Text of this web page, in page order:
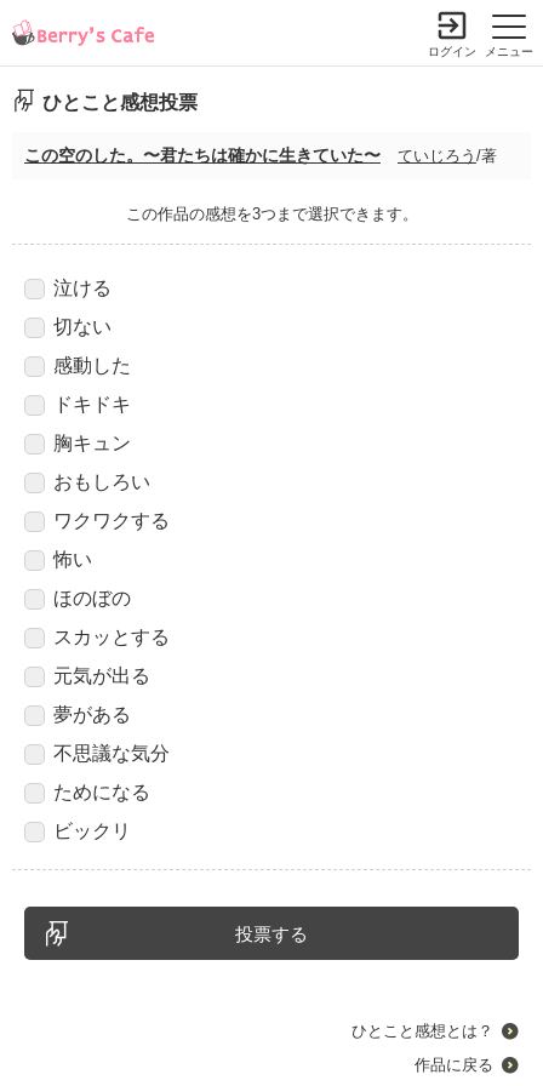
メニュー
ログイン
ひとこと感想投票
この空のした。〜君たちは確かに生きていた〜 ていじろう /著
この作品の感想を3つまで選択できます。
泣ける
切ない
感動した
ドキドキ
胸キュン
おもしろい
ワクワクする
怖い
ほのぼの
スカッとする
元気が出る
夢がある
不思議な気分
ためになる
ビックリ
ひとこと感想とは？
作品に戻る